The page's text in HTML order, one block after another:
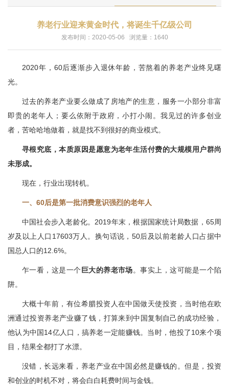
养老行业迎来黄金时代，将诞生千亿级公司
发布时间：2020-05-06 浏览量：1640
2020年，60后逐渐步入退休年龄，苦熬着的养老产业终见曙
光。
过去的养老产业要么做成了房地产的生意，服务一小部分非富
即贵的老年人；要么依附于政府，小打小闹。我见过的许多创业
者，苦哈哈地做着，就是找不到很好的商业模式。
寻根究底，本质原因是愿意为老年生活付费的大规模用户群尚
未形成。
现在，行业出现转机。
一、60后是第一批消费意识强烈的老年人
中国社会步入老龄化。2019年末，根据国家统计局数据，65周
岁及以上人口17603万人。换句话说，50后及以前老龄人口占据中
国总人口的12.6%。
乍一看，这是一个 巨大的养老市场。事实上，这可能是一个陷
阱。
大概十年前，有位希腊投资人在中国做天使投资，当时他在欧
洲通过投资养老产业赚了钱，打算来到中国复制自己的成功经验，
他认为中国14亿人口，搞养老一定能赚钱。当时，他投了10来个项
目，结果全都打了水漂。
没错，长远来看，养老产业在中国必然是赚钱的。但是，投资
和创业的时机不对，将会白白耗费时间与金钱。